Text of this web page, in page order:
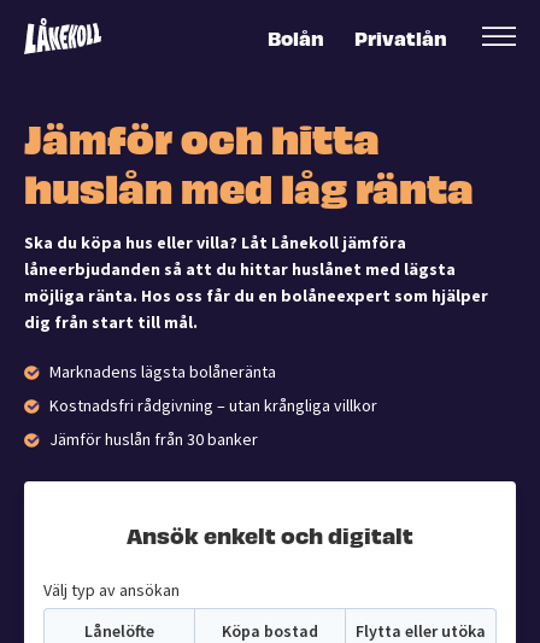
Bolån Privatlån
Jämför och hitta
huslån med låg ränta
Ska du köpa hus eller villa? Låt Lånekoll jämföra
låneerbjudanden så att du hittar huslånet med lägsta
möjliga ränta. Hos oss får du en bolåneexpert som hjälper
dig från start till mål.
Marknadens lägsta bolåneränta
Kostnadsfri rådgivning – utan krångliga villkor
Jämför huslån från 30 banker
Ansök enkelt och digitalt
Välj typ av ansökan
Lånelöfte
Köpa bostad Flytta eller utöka